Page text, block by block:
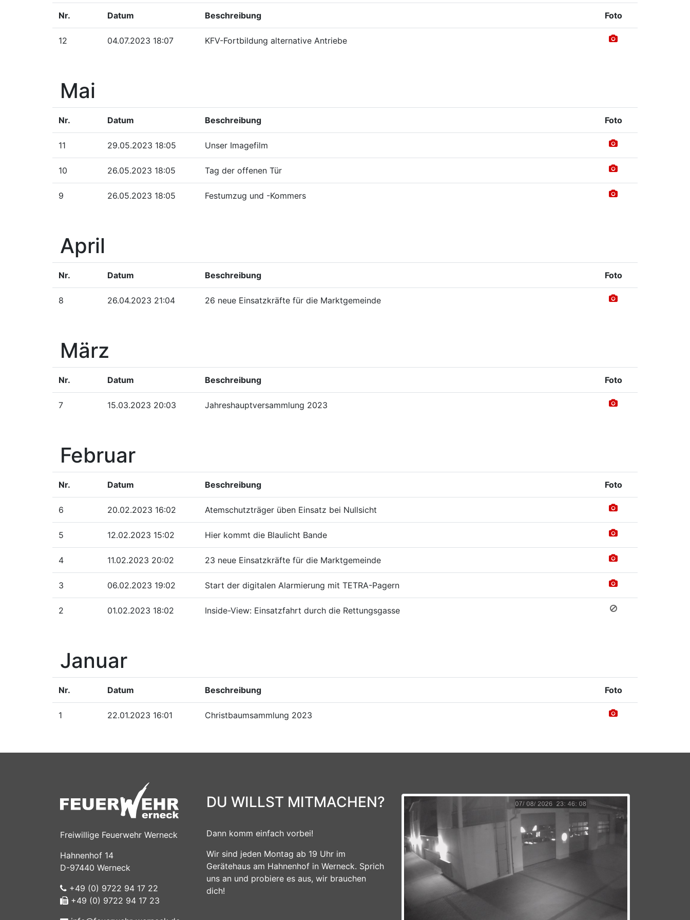
Nr. Datum Beschreibung Foto
12 04.07.2023 18:07 KFV-Fortbildung alternative Antriebe
Mai
Nr. Datum Beschreibung Foto
11 29.05.2023 18:05 Unser Imagefilm
10 26.05.2023 18:05 Tag der offenen Tür
9 26.05.2023 18:05 Festumzug und -Kommers
April
Nr. Datum Beschreibung Foto
8 26.04.2023 21:04 26 neue Einsatzkräfte für die Marktgemeinde
März
Nr. Datum Beschreibung Foto
7 15.03.2023 20:03 Jahreshauptversammlung 2023
Februar
Nr. Datum Beschreibung Foto
6 20.02.2023 16:02 Atemschutzträger üben Einsatz bei Nullsicht
5 12.02.2023 15:02 Hier kommt die Blaulicht Bande
4 11.02.2023 20:02 23 neue Einsatzkräfte für die Marktgemeinde
3 06.02.2023 19:02 Start der digitalen Alarmierung mit TETRA-Pagern
2 01.02.2023 18:02 Inside-View: Einsatzfahrt durch die Rettungsgasse
Januar
Nr. Datum Beschreibung Foto
1 22.01.2023 16:01 Christbaumsammlung 2023
Freiwillige Feuerwehr Werneck
Hahnenhof 14
D-97440 Werneck
+49 (0) 9722 94 17 22
+49 (0) 9722 94 17 23
DU WILLST MITMACHEN?
Dann komm einfach vorbei!
Wir sind jeden Montag ab 19 Uhr im
Gerätehaus am Hahnenhof in Werneck. Sprich
uns an und probiere es aus, wir brauchen
dich!